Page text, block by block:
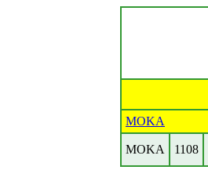
MOKA
MOKA 1108